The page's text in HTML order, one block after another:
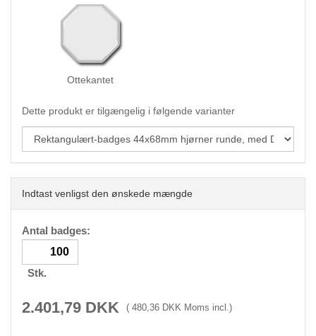
Ottekantet
Dette produkt er tilgængelig i følgende varianter
Indtast venligst den ønskede mængde
Antal badges:
Stk.
2.401,79 DKK ( 480,36 DKK Moms incl.)